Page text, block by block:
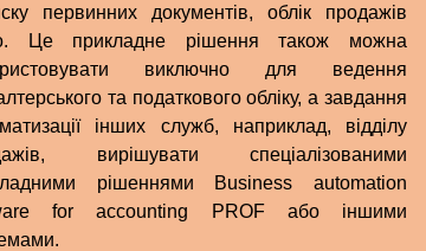
первинних документів, облік продажів
Це прикладне рішення також можна
виключно для ведення
та податкового обліку, а завдання
інших служб, наприклад, відділу
вирішувати спеціалізованими
рішеннями Business automation
for accounting PROF або іншими